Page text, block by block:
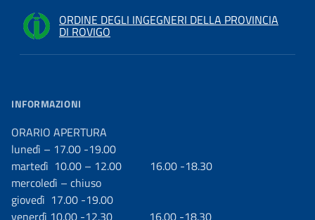
ORDINE DEGLI INGEGNERI DELLA PROVINCIA
DI ROVIGO
INFORMAZIONI
ORARIO APERTURA
lunedì – 17.00 -19.00
martedì 10.00 – 12.00 16.00 -18.30
mercoledì – chiuso
giovedì 17.00 -19.00